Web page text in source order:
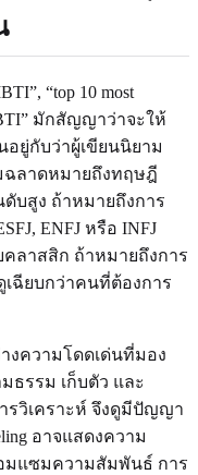
“top 10 most
มักสัญญาว่าจะให้
ยู่กับว่าผู้เขียนนิยาม
ฉลาดหมายถึงทฤษฎี
บสูง ถ้าหมายถึงการ
ENFJ หรือ INFJ
คลาสสิก ถ้าหมายถึงการ
เฉียบกว่าคนที่ต้องการ
ความโดดเด่นที่มอง
ธรรม เก็บตัว และ
รวิเคราะห์ จึงดูมีปัญญา
อาจแสดงความ
แซมความสัมพันธ์ การ